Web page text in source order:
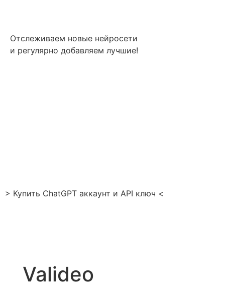
Отслеживаем новые нейросети
и регулярно добавляем лучшие!
> Купить ChatGPT аккаунт и API ключ <
Valideo